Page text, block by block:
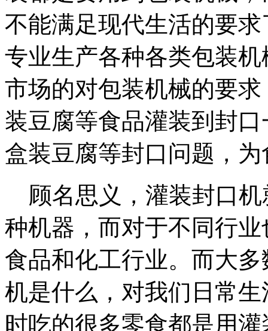
不能满足现代生活的要
专业生产各种各类包装
市场的对包装机械的要
装豆腐等食品灌装到封
盒装豆腐等封口问题，
顾名思义，灌装封口机
种机器，而对于不同行
食品和化工行业。而大
机是什么，对我们日常
时吃的很多零食都是用